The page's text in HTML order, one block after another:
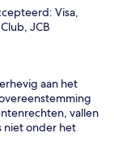
Visa,
JCB
aan het
vallen
niet onder het